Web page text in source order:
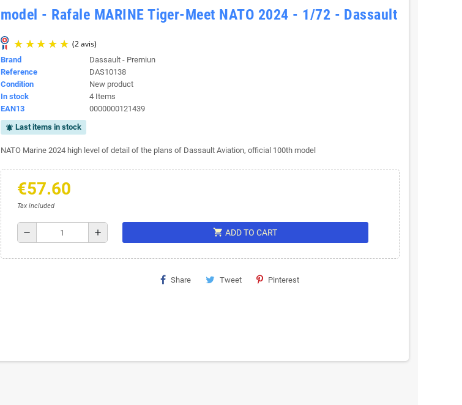
model - Rafale MARINE Tiger-Meet NATO 2024 - 1/72 - Dassault
Brand
Dassault - Premiun
Reference
DAS10138
Condition
New product
In stock
4 Items
EAN13
0000000121439
notifications_active Last items in stock
NATO Marine 2024 high level of detail of the plans of Dassault Aviation, official 100th model
€57.60
Tax included
remove add shopping_cart ADD TO CART
Share Tweet Pinterest